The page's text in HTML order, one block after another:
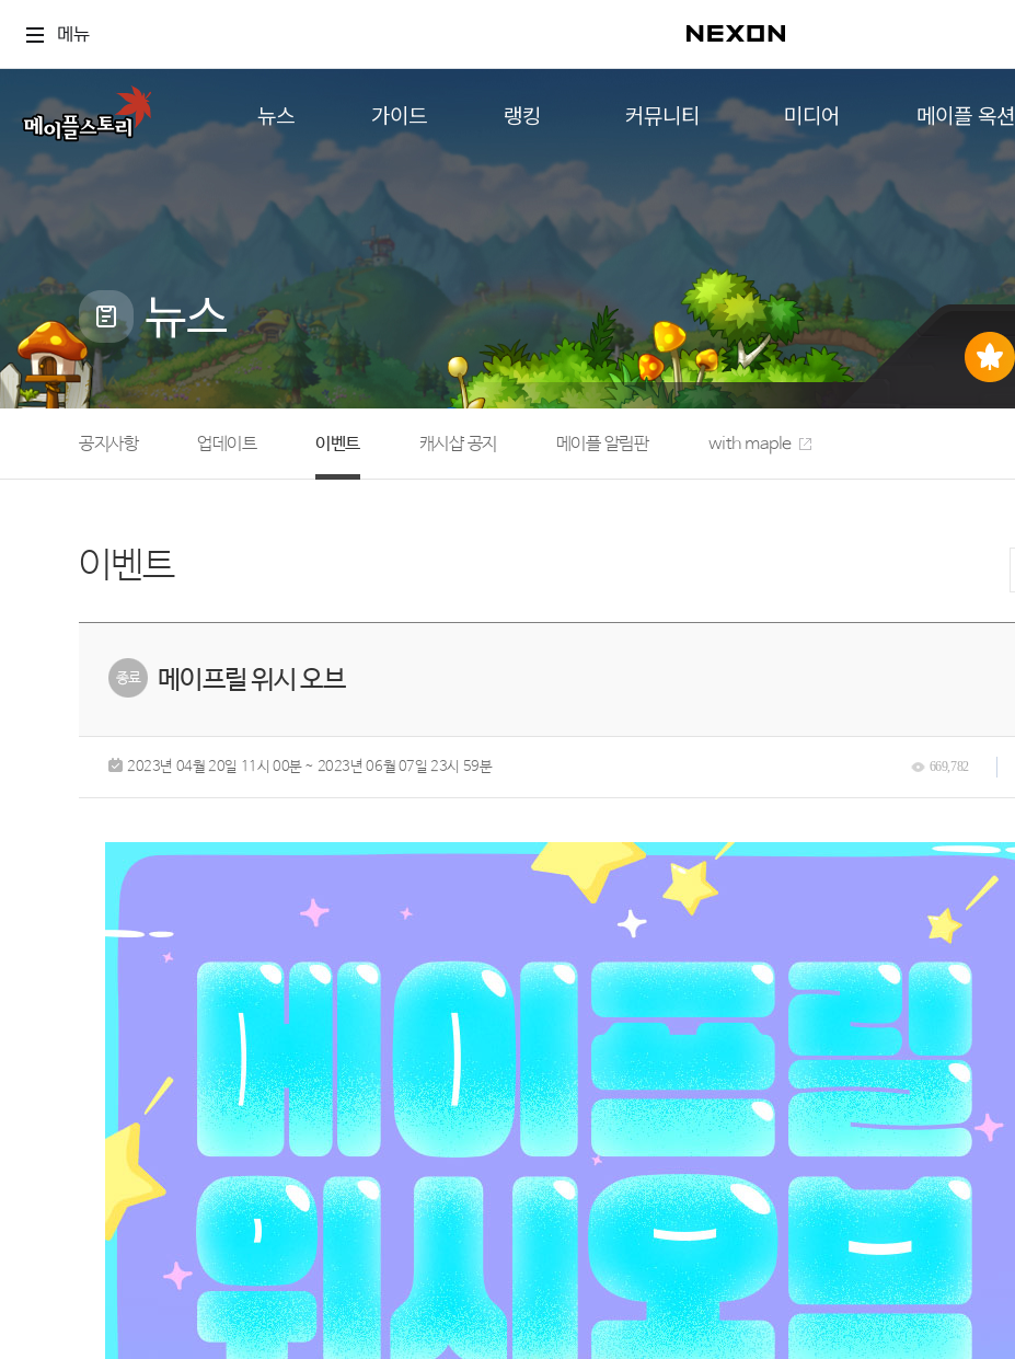
메뉴
뉴스
공지사항
업데이트
캐시샵 공지
메이플 알림판
with maple
가이드
게임정보
직업소개
확률형 아이템
NEXON NOW
랭킹
컨텐츠 랭킹
커뮤니티
자유게시판
메이플 아트
메이플스토리 파트너스
AI Style Finder
미니게임
커뮤니티 아카이브
미디어
영상
메이플 옥션
뉴스
공지사항 업데이트 이벤트 캐시샵 공지 메이플 알림판 with maple
이벤트
메이프릴 위시 오브
2023년 04월 20일 11시 00분 ~ 2023년 06월 07일 23시 59분 669,782